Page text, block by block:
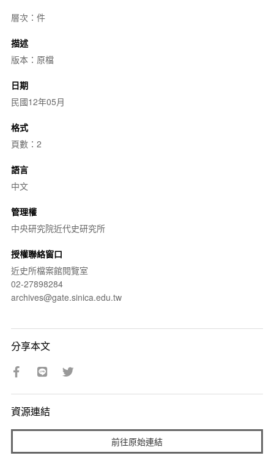
層次：件
描述
版本：原檔
日期
民國12年05月
格式
頁數：2
語言
中文
管理權
中央研究院近代史研究所
授權聯絡窗口
近史所檔案館閱覽室
02-27898284
archives@gate.sinica.edu.tw
分享本文
資源連結
前往原始連結